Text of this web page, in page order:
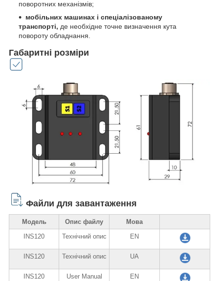
поворотних механізмів;
мобільних машинах і спеціалізованому
транспорті, де необхідне точне визначення кута
повороту обладнання.
Габаритні розміри
Файли для завантаження
Модель Опис файлу
Мова
INS120
Технічний опис EN
INS120 Технічний опис UA
INS120 User Manual EN